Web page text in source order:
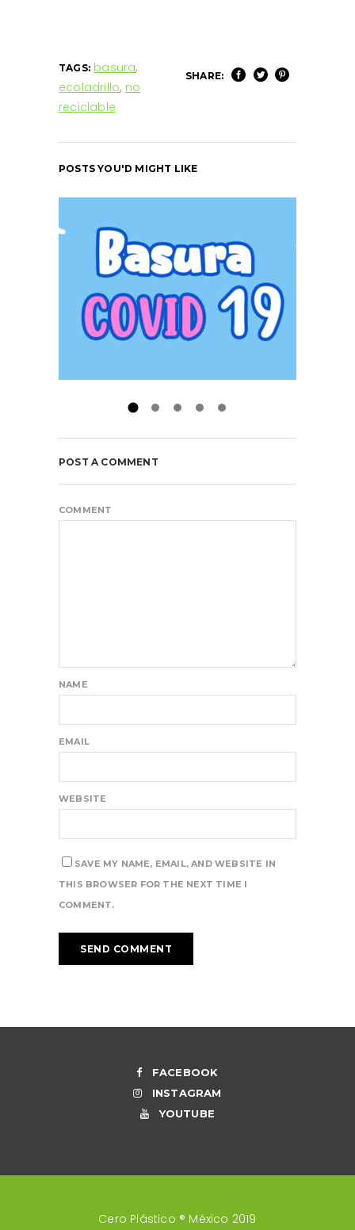
TAGS: basura,
ecoladrillo, no
reciclable
SHARE:
POSTS YOU'D MIGHT LIKE
POST A COMMENT
COMMENT
NAME
EMAIL
WEBSITE
SAVE MY NAME, EMAIL, AND WEBSITE IN
THIS BROWSER FOR THE NEXT TIME I
COMMENT.
FACEBOOK
INSTAGRAM
YOUTUBE
Cero Plástico ® México 2019